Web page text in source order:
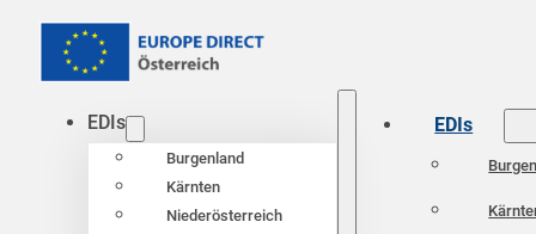
EDIs
Burgenland
Kärnten
Niederösterreich
EDIs